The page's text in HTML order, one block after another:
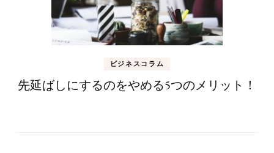
ビジネスコラム
先延ばしにするのをやめる5つのメリット！